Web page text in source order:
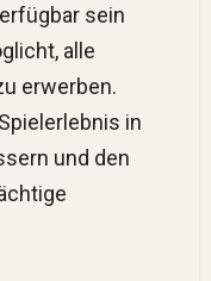
sein
alle
erwerben.
in
und den